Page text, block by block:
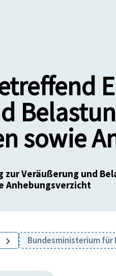
sowie
Veräußerung und
Anhebungsverzicht
Bundesministerium für